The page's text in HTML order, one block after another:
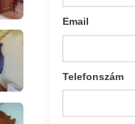
Email
Telefonszám